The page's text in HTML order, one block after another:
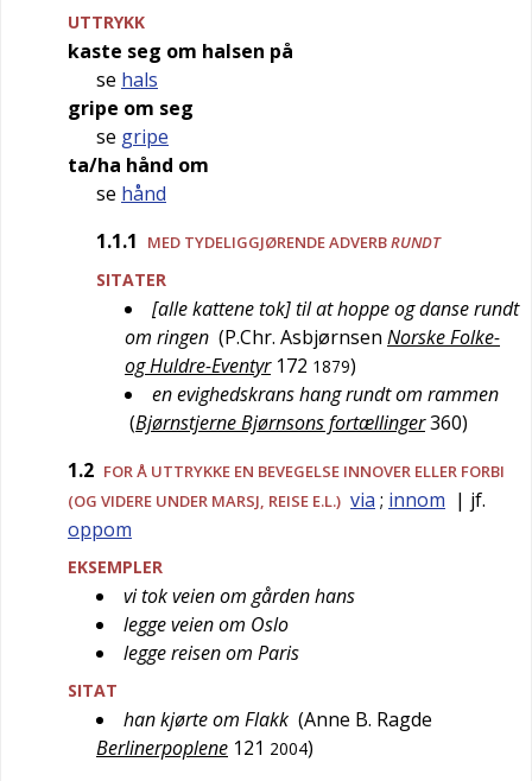
UTTRYKK
kaste seg om halsen på
se hals
gripe om seg
se gripe
ta/ha hånd om
se hånd
1.1.1
MED TYDELIGGJØRENDE ADVERBRUNDT
SITATER
[alle kattene tok] til at hoppe og danse rundt
om ringen (P.Chr. Asbjørnsen Norske Folke-
og Huldre-Eventyr 172 1879)
en evighedskrans hang rundt om rammen
(Bjørnstjerne Bjørnsons fortællinger360)
1.2 FOR Å UTTRYKKE EN BEVEGELSE INNOVER ELLER FORBI
(OG VIDERE UNDER MARSJ, REISE E.L.) via ; innom | jf.
oppom
EKSEMPLER
vi tok veien om gården hans
legge veien om Oslo
legge reisen om Paris
SITAT
han kjørte om Flakk (Anne B. Ragde
Berlinerpoplene 121 2004)